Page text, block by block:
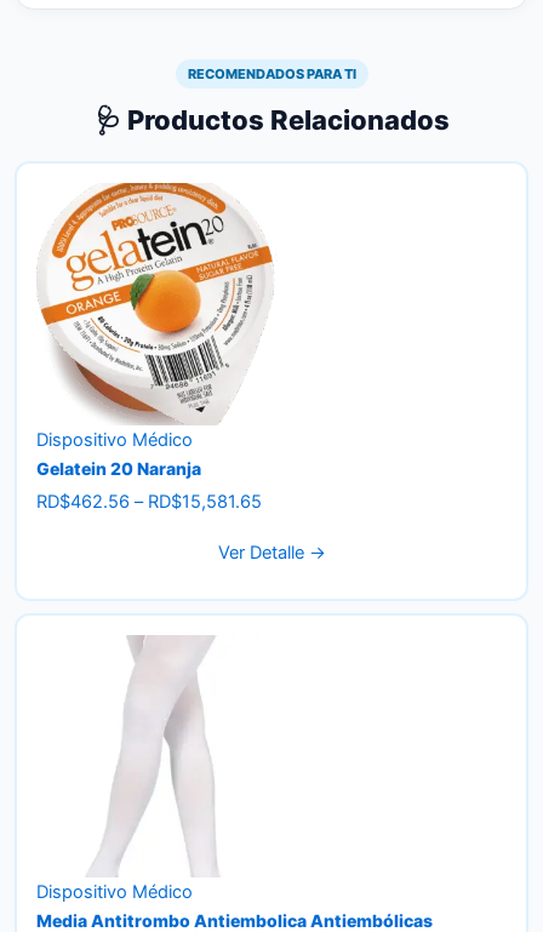
RECOMENDADOS PARA TI
🩺 Productos Relacionados
Dispositivo Médico
Gelatein 20 Naranja
RD$462.56 – RD$15,581.65
RD$462.56
RD$15,581.65
Ver Detalle →
Dispositivo Médico
Media Antitrombo Antiembolica Antiembólicas